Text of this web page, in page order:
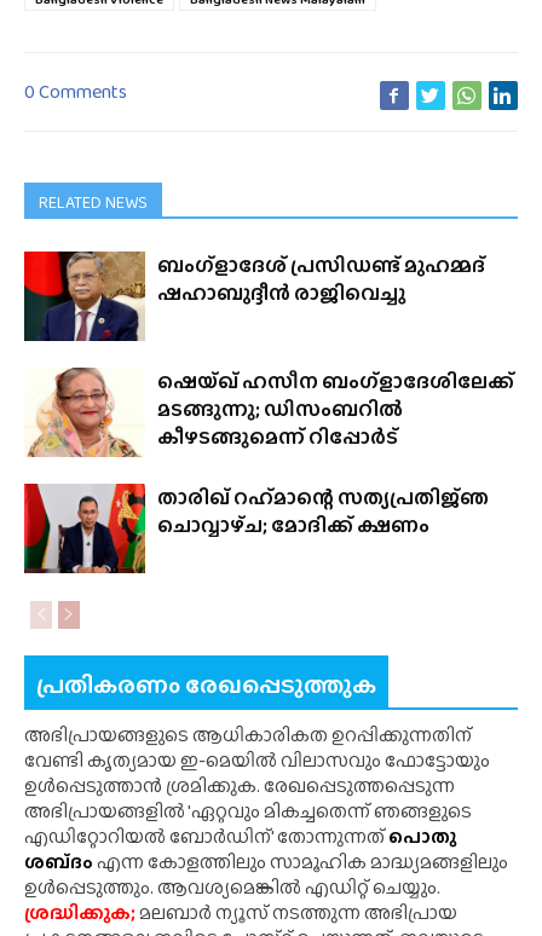
0 Comments
RELATED NEWS
ബംഗ്ളാദേശ് പ്രസിഡണ്ട് മുഹമ്മദ്
ഷഹാബുദ്ദീൻ രാജിവെച്ചു
ഷെയ്ഖ് ഹസീന ബംഗ്ളാദേശിലേക്ക്‌
മടങ്ങുന്നു; ഡിസംബറിൽ
കീഴടങ്ങുമെന്ന് റിപ്പോർട്
താരിഖ് റഹ്‌മാന്റെ സത്യപ്രതിജ്‌ഞ
ചൊവ്വാഴ്‌ച; മോദിക്ക് ക്ഷണം
പ്രതികരണം രേഖപ്പെടുത്തുക
അഭിപ്രായങ്ങളുടെ ആധികാരികത ഉറപ്പിക്കുന്നതിന്
വേണ്ടി കൃത്യമായ ഇ-മെയിൽ വിലാസവും ഫോട്ടോയും
ഉൾപ്പെടുത്താൻ ശ്രമിക്കുക. രേഖപ്പെടുത്തപ്പെടുന്ന
അഭിപ്രായങ്ങളിൽ 'ഏറ്റവും മികച്ചതെന്ന് ഞങ്ങളുടെ
എഡിറ്റോറിയൽ ബോർഡിന്' തോന്നുന്നത്പൊതു
ശബ്‌ദംഎന്ന കോളത്തിലും സാമൂഹിക മാദ്ധ്യമങ്ങളിലും
ഉൾപ്പെടുത്തും. ആവശ്യമെങ്കിൽ എഡിറ്റ് ചെയ്യും.
ശ്രദ്ധിക്കുക;മലബാർ ന്യൂസ് നടത്തുന്ന അഭിപ്രായ